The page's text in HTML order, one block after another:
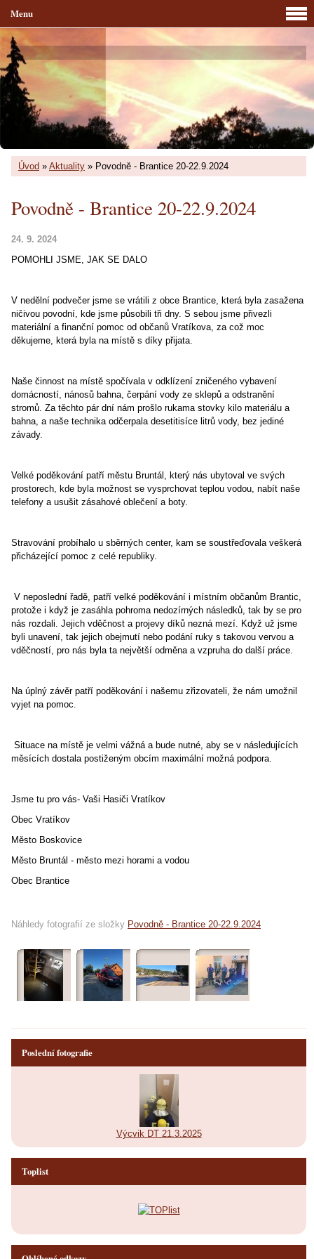
Úvod » Aktuality » Povodně - Brantice 20-22.9.2024
Povodně - Brantice 20-22.9.2024
24. 9. 2024
POMOHLI JSME, JAK SE DALO
V nedělní podvečer jsme se vrátili z obce Brantice, která byla zasažena
ničivou povodní, kde jsme působili tři dny. S sebou jsme přivezli
materiální a finanční pomoc od občanů Vratíkova, za což moc
děkujeme, která byla na místě s díky přijata.
Naše činnost na místě spočívala v odklízení zničeného vybavení
domácností, nánosů bahna, čerpání vody ze sklepů a odstranění
stromů. Za těchto pár dní nám prošlo rukama stovky kilo materiálu a
bahna, a naše technika odčerpala desetitisíce litrů vody, bez jediné
závady.
Velké poděkování patří městu Bruntál, který nás ubytoval ve svých
prostorech, kde byla možnost se vysprchovat teplou vodou, nabít naše
telefony a usušit zásahové oblečení a boty.
Stravování probíhalo u sběrných center, kam se soustřeďovala veškerá
přicházející pomoc z celé republiky.
V neposlední řadě, patří velké poděkování i místním občanům Brantic,
protože i když je zasáhla pohroma nedozírných následků, tak by se pro
nás rozdali. Jejich vděčnost a projevy díků nezná mezí. Když už jsme
byli unavení, tak jejich obejmutí nebo podání ruky s takovou vervou a
vděčností, pro nás byla ta největší odměna a vzpruha do další práce.
Na úplný závěr patří poděkování i našemu zřizovateli, že nám umožnil
vyjet na pomoc.
Situace na místě je velmi vážná a bude nutné, aby se v následujících
měsících dostala postiženým obcím maximální možná podpora.
Jsme tu pro vás- Vaši Hasiči Vratíkov
Obec Vratíkov
Město Boskovice
Město Bruntál - město mezi horami a vodou
Obec Brantice
Náhledy fotografií ze složky Povodně - Brantice 20-22.9.2024
Menu
Poslední fotografie
Výcvik DT 21.3.2025
Toplist